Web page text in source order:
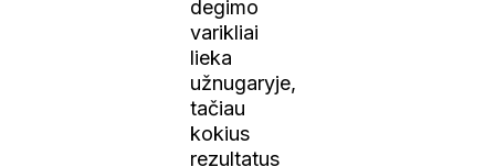
degimo
varikliai
lieka
užnugaryje,
tačiau
kokius
rezultatus